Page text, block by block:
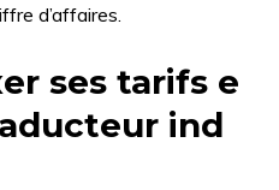
d’affaires.
ses tarifs e
ind